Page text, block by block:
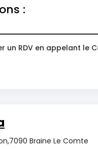
:
un RDV en appelant le
Braine Le Comte